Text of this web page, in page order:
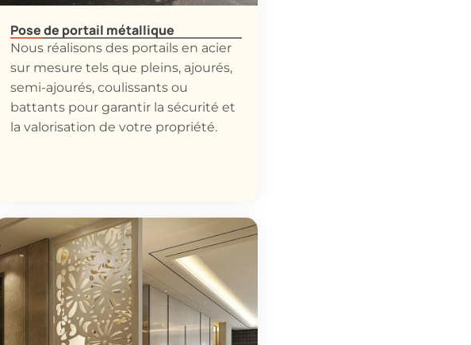
Pose de portail métallique
Nous réalisons des portails en acier
sur mesure tels que pleins, ajourés,
semi-ajourés, coulissants ou
battants pour garantir la sécurité et
la valorisation de votre propriété.